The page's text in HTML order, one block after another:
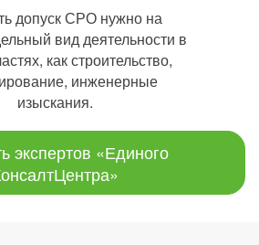
допуск СРО нужно на
вид деятельности в
как строительство,
инженерные
изыскания.
экспертов «Единого